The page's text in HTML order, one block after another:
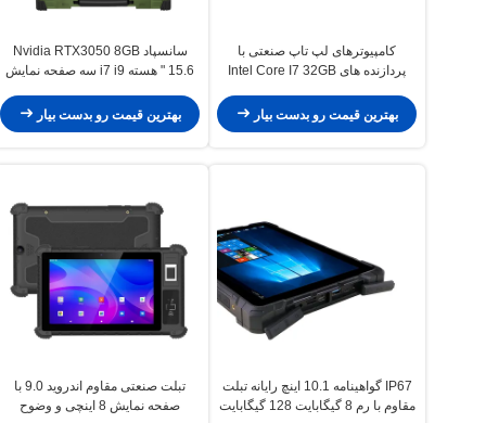
کامپیوترهای لپ تاپ صنعتی با
پردازنده های Intel Core I7 32GB
1TB برای عملیات بدون سرنشین در
فضای باز
بهترین قیمت رو بدست بیار
سانسپاد Nvidia RTX3050 8GB
15.6 " هسته i7 i9 سه صفحه نمایش
بهترین قیمت رو بدست بیار
IP67 گواهینامه 10.1 اینچ رایانه تبلت
مقاوم با رم 8 گیگابایت 128 گیگابایت
تبلت صنعتی مقاوم اندروید 9.0 با
صفحه نمایش 8 اینچی و وضوح